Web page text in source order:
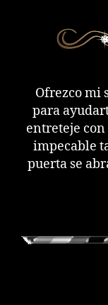
Ofrezco mi
para
entreteje
impecable
puerta se